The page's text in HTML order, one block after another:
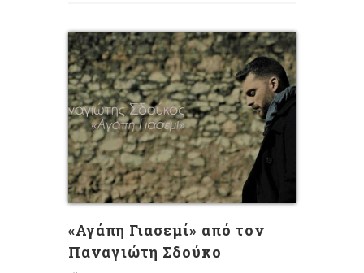
«Αγάπη Γιασεμί» από τον
Παναγιώτη Σδούκο